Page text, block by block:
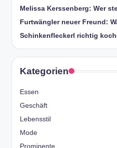
Melissa Kerssenberg: Wer
Furtwängler neuer Freund:
Schinkenfleckerl richtig
Kategorien
Essen
Geschäft
Lebensstil
Mode
Prominente